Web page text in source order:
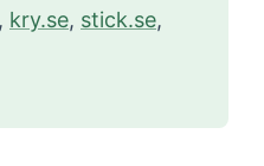
, kry.se, stick.se,